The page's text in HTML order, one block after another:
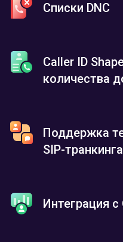
Списки DNC
Caller ID
количества
Поддержка
SIP-транкинга
Интеграция с